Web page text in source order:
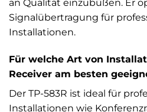
an Qualität einzubüßen. Er
Signalübertragung für
Installationen.
Für welche Art von
Receiver am besten
Der TP-583R ist ideal für
Installationen wie